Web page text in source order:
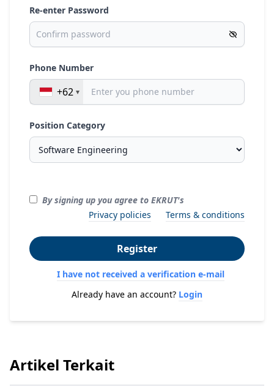
Re-enter Password
Phone Number
+62
Position Category
By signing up you agree to EKRUT's
Privacy policies
Terms & conditions
Register
I have not received a verification e-mail
Already have an account? Login
Artikel Terkait